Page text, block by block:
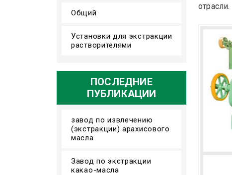
отрасли.
Общий
Установки для экстракции
растворителями
ПОСЛЕДНИЕ
ПУБЛИКАЦИИ
завод по извлечению
(экстракции) арахисового
масла
Завод по экстракции
какао-масла